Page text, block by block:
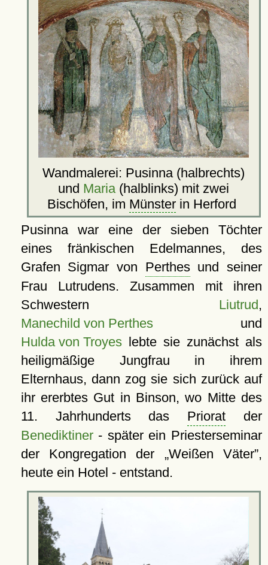
Wandmalerei: Pusinna (halbrechts)
und Maria(halblinks) mit zwei
Bischöfen, im Münster in Herford
Pusinna war eine der sieben Töchter
eines fränkischen Edelmannes, des
Grafen Sigmar von Perthesund seiner
Frau Lutrudens. Zusammen mit ihren
Schwestern Liutrud,
Manechild von Perthesund
Hulda von Troyeslebte sie zunächst als
heiligmäßige Jungfrau in ihrem
Elternhaus, dann zog sie sich zurück auf
ihr ererbtes Gut in Binson, wo Mitte des
11. Jahrhunderts das Priorat der
Benediktiner- später ein Priesterseminar
der Kongregation der
Weißen Väter ,
heute ein Hotel - entstand.